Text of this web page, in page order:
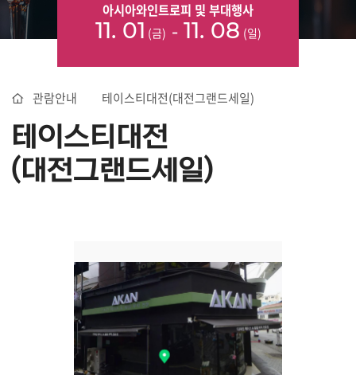
아시아와인트로피 및 부대행사
11. 01 (금) - 11. 08 (일)
관람안내 테이스티대전(대전그랜드세일)
테이스티대전
(대전그랜드세일)